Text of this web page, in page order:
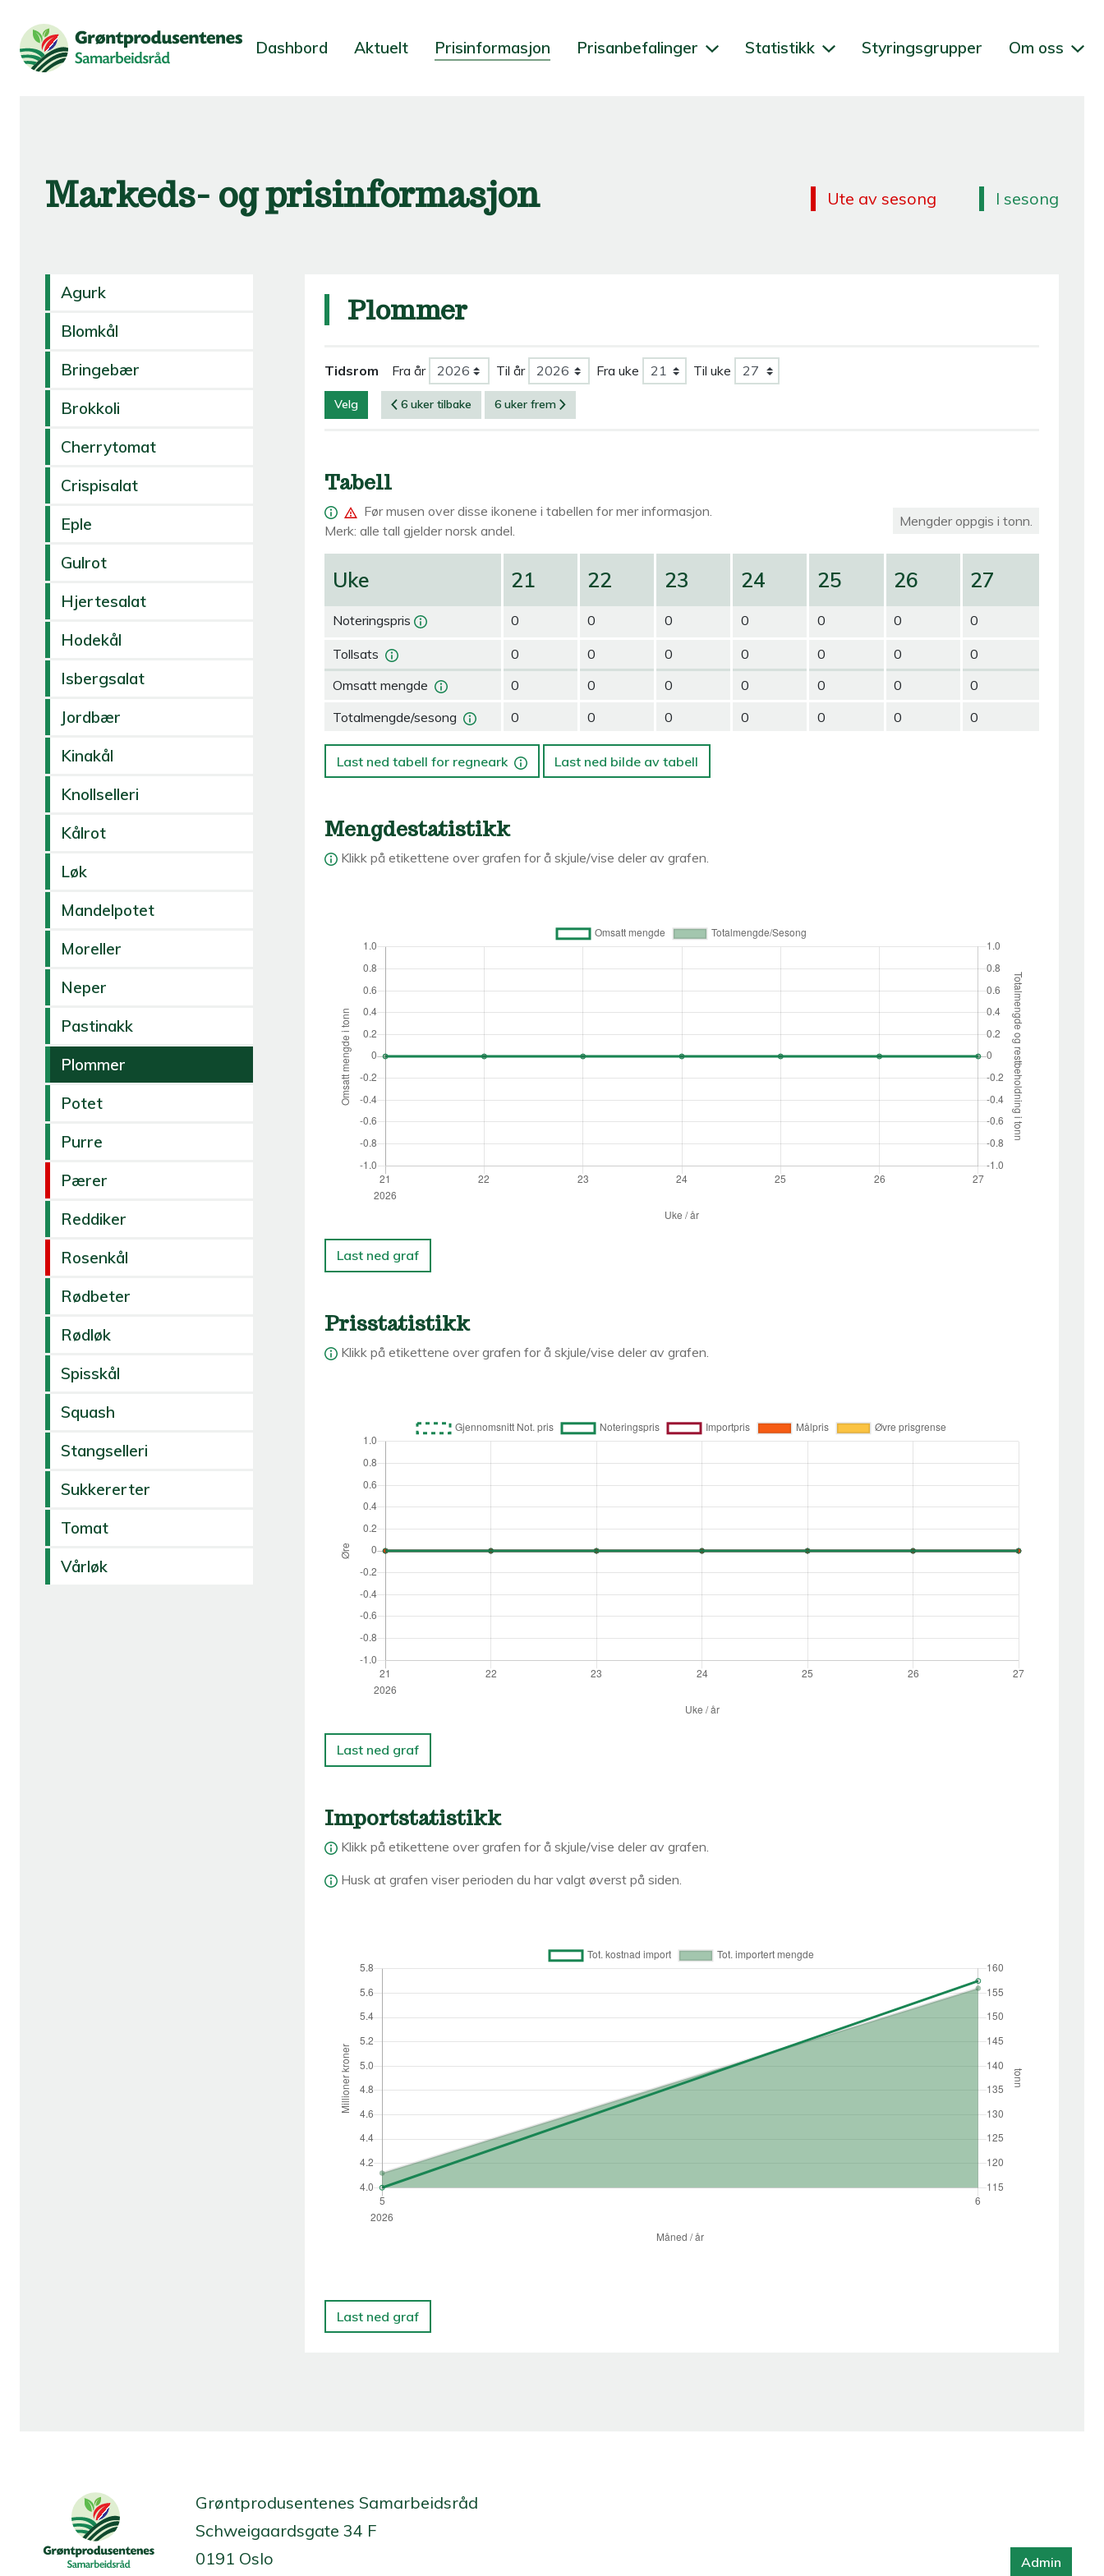
Dashbord Aktuelt Prisinformasjon Prisanbefalinger Statistikk Styringsgrupper Om oss
Markeds- og prisinformasjon Ute av sesong I sesong
Agurk
Blomkål
Bringebær
Brokkoli
Cherrytomat
Crispisalat
Eple
Gulrot
Hjertesalat
Hodekål
Isbergsalat
Jordbær
Kinakål
Knollselleri
Kålrot
Løk
Mandelpotet
Moreller
Neper
Pastinakk
Plommer
Potet
Purre
Pærer
Reddiker
Rosenkål
Rødbeter
Rødløk
Spisskål
Squash
Stangselleri
Sukkererter
Tomat
Vårløk
Plommer
Tidsrom Fra år Til år Fra uke Til uke
Velg 6 uker tilbake 6 uker frem
Tabell
Før musen over disse ikonene i tabellen for mer informasjon.
Merk: alle tall gjelder norsk andel.
Mengder oppgis i tonn.
Uke
Noteringspris
Tollsats
Omsatt mengde
Totalmengde/sesong
21
0
0
0
0
22
0
0
0
0
23
0
0
0
0
24
0
0
0
0
25
0
0
0
0
26
0
0
0
0
27
0
0
0
0
Last ned tabell for regneark Last ned bilde av tabell
Mengdestatistikk
Klikk på etikettene over grafen for å skjule/vise deler av grafen.
Last ned graf
Prisstatistikk
Klikk på etikettene over grafen for å skjule/vise deler av grafen.
Last ned graf
Importstatistikk
Klikk på etikettene over grafen for å skjule/vise deler av grafen.
Husk at grafen viser perioden du har valgt øverst på siden.
Last ned graf
Grøntprodusentenes Samarbeidsråd
Schweigaardsgate 34 F
0191 Oslo
Admin